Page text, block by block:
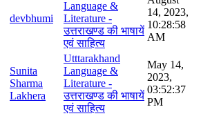
devbhumi
Language &
Literature -
उत्तराखण्ड की भाषायें
एवं साहित्य
14, 2023,
10:28:58
AM
Sunita
Sharma
Lakhera
Utttarakhand
Language &
Literature -
उत्तराखण्ड की भाषायें
एवं साहित्य
May 14,
2023,
03:52:37
PM